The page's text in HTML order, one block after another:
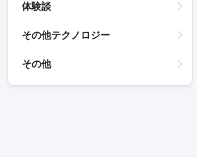
体験談
その他テクノロジー
その他